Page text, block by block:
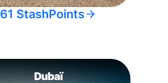
61 StashPoints
Dubaï